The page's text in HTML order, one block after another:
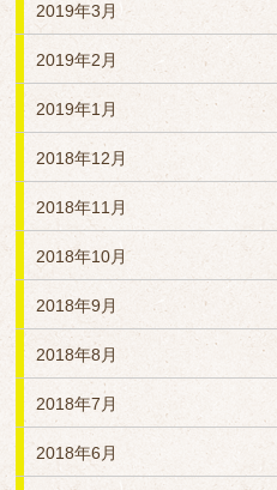
2019年3月
2019年2月
2019年1月
2018年12月
2018年11月
2018年10月
2018年9月
2018年8月
2018年7月
2018年6月